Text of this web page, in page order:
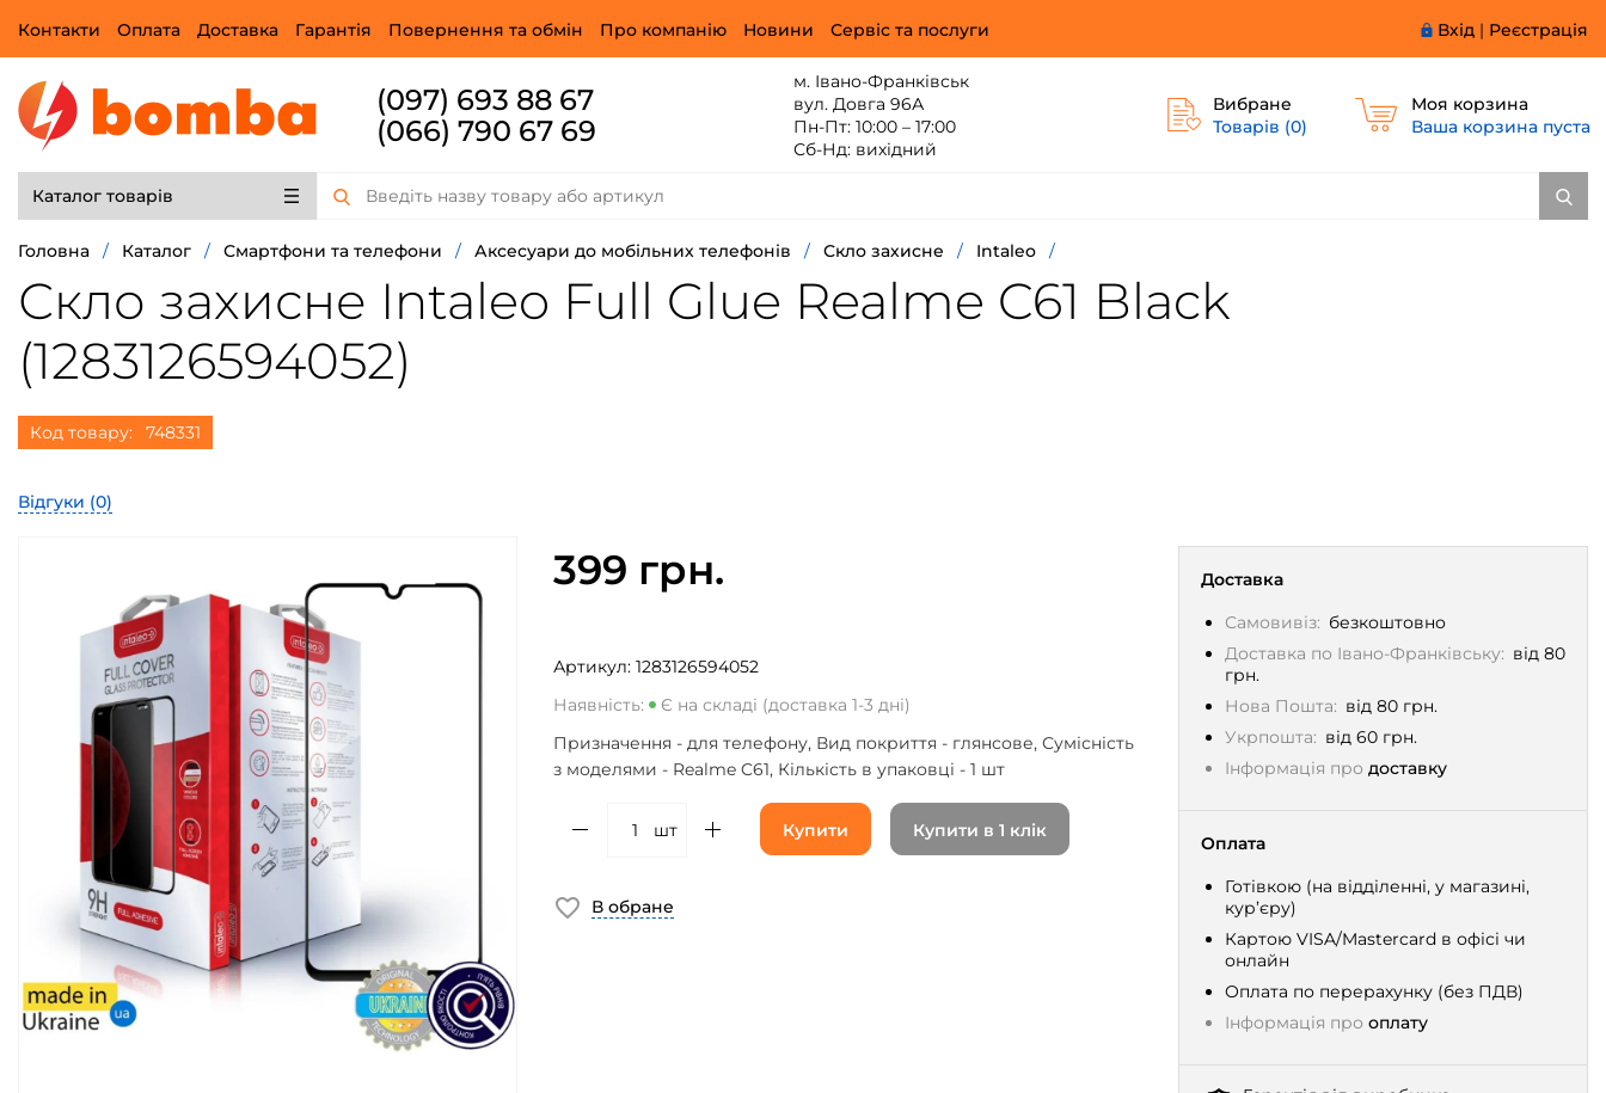
Вхід | Реєстрація
Контакти Оплата Доставка Гарантія Повернення та обмін Про компанію Новини Сервіс та послуги
(097) 693 88 67
(066) 790 67 69
м. Івано-Франківськ
вул. Довга 96А
Пн-Пт: 10:00 – 17:00
Сб-Нд: вихідний
Вибране
Товарів (0)
Моя корзина
Ваша корзина пуста
Каталог товарів
Головна / Каталог / Смартфони та телефони / Аксесуари до мобільних телефонів / Скло захисне / Intaleo /
Скло захисне Intaleo Full Glue Realme C61 Black
(1283126594052)
Код товару: 748331
Відгуки (0)
399 грн.
Доставка
Самовивіз: безкоштовно
Доставка по Івано-Франківську: від 80
грн.
Нова Пошта: від 80 грн.
Укрпошта: від 60 грн.
Інформація про доставку
Оплата
Готівкою (на відділенні, у магазині,
кур’єру)
Картою VISA/Mastercard в офісі чи
онлайн
Оплата по перерахунку (без ПДВ)
Інформація про оплату
Артикул: 1283126594052
Наявність:
Є на складі (доставка 1-3 дні)
Призначення - для телефону, Вид покриття - глянсове, Сумісність
з моделями - Realme C61, Кількість в упаковці - 1 шт
шт Купити Купити в 1 клік
В обране